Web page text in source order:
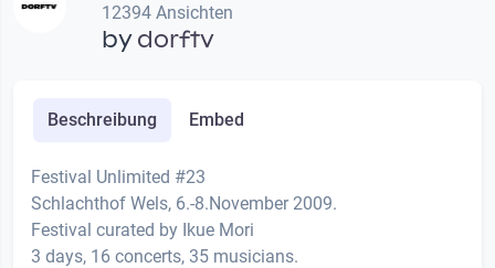
12394 Ansichten
bydorftv
Beschreibung Embed
Festival Unlimited #23
Schlachthof Wels, 6.-8.November 2009.
Festival curated by Ikue Mori
3 days, 16 concerts, 35 musicians.